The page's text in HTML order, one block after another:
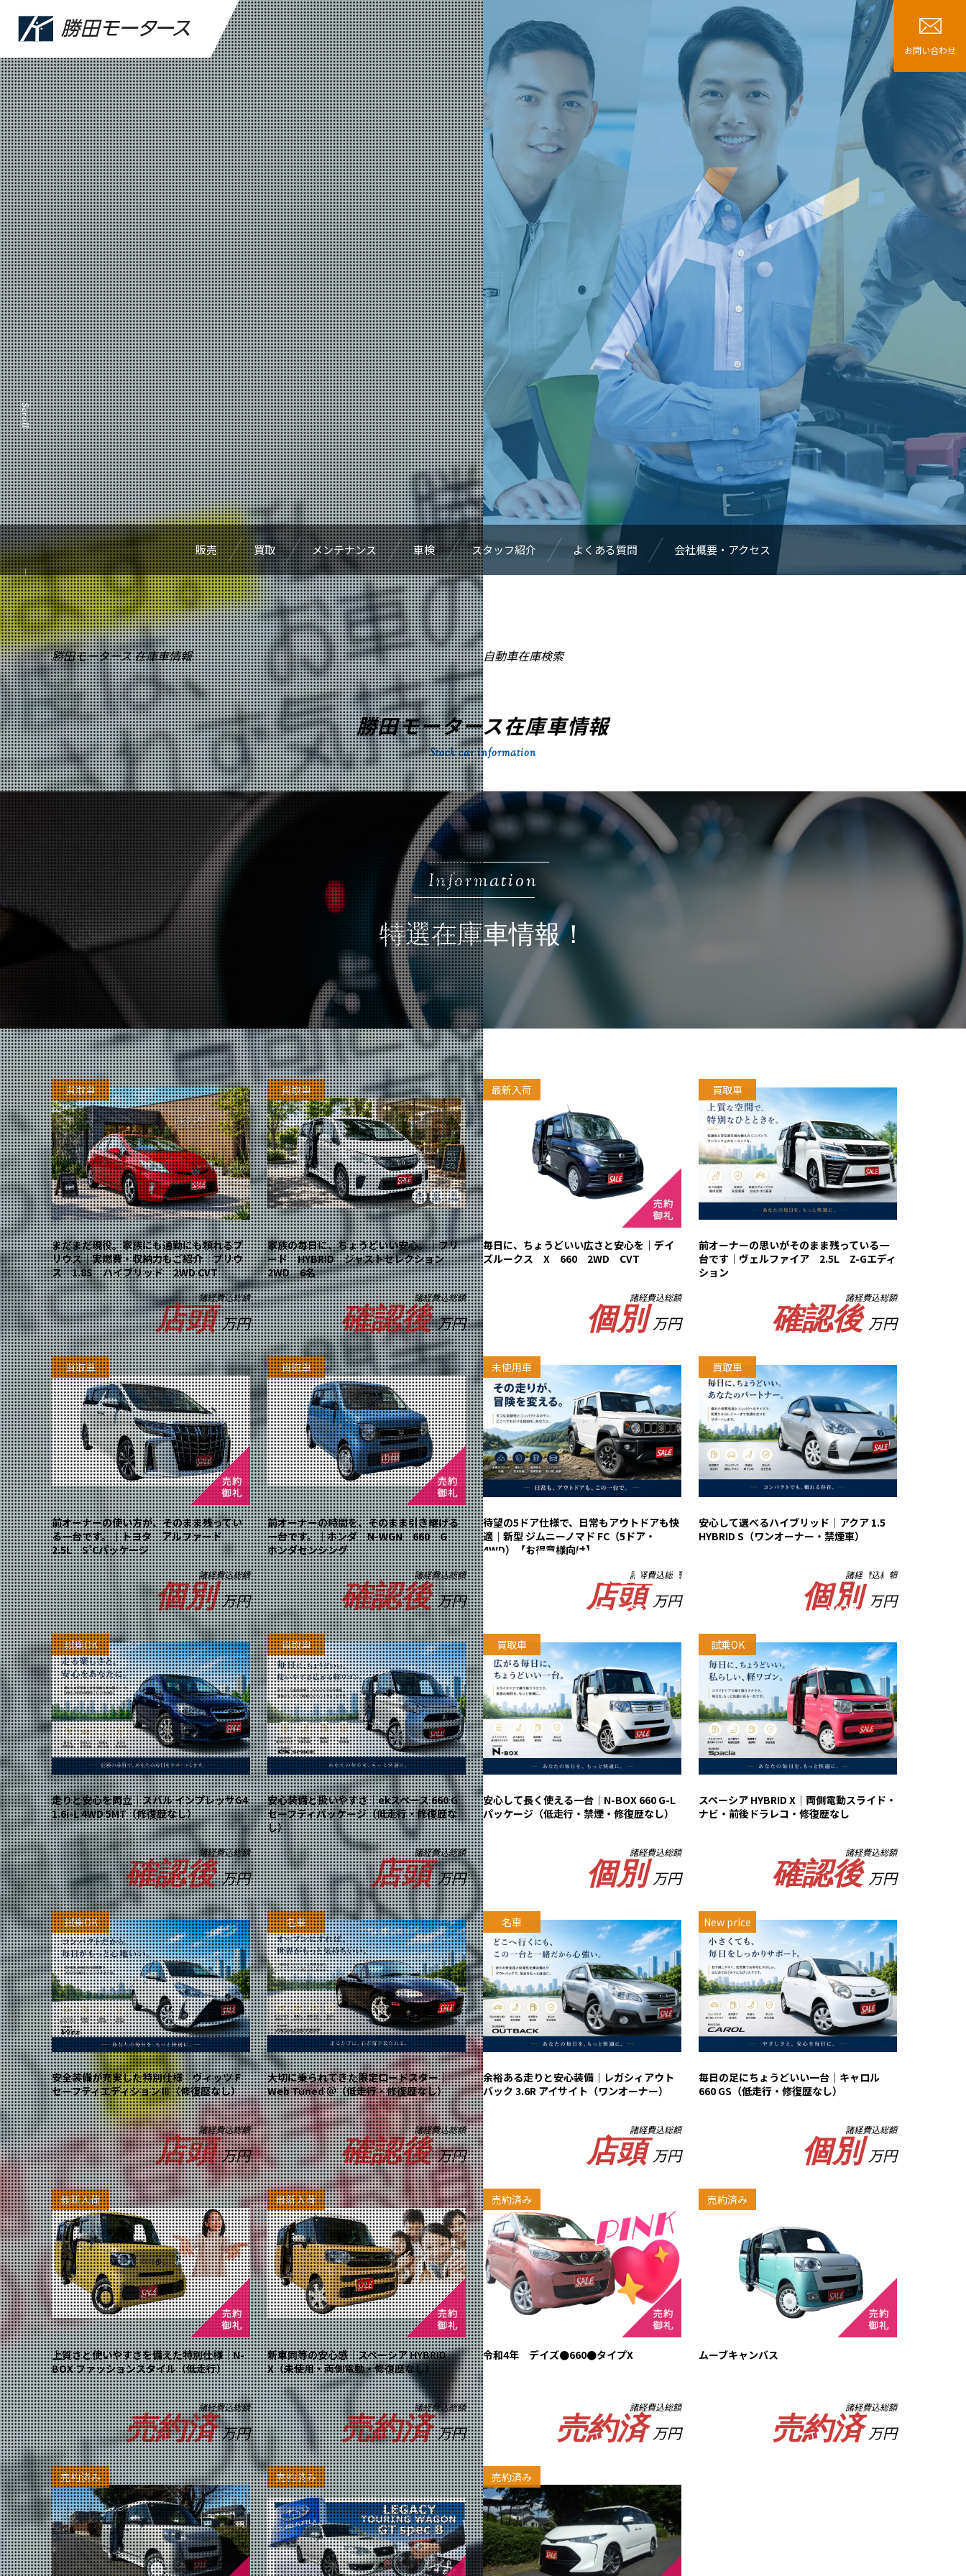
お問い合わせ
販売 買取 メンテナンス 車検 スタッフ紹介 よくある質問 会社概要・アクセス
勝田モータース在庫車情報 自動車在庫検索
勝田モータース在庫車情報
Stock car information
Information
特選在庫車情報！
買取車
まだまだ現役。家族にも通勤にも頼れるプ
リウス｜実燃費・収納力もご紹介｜プリウ
ス 1.8S ハイブリッド 2WD CVT
諸経費込総額
店頭万円
買取車
家族の毎日に、ちょうどいい安心。｜フリ
ード HYBRID ジャストセレクション
2WD 6名
諸経費込総額
確認後万円
最新入荷
毎日に、ちょうどいい広さと安心を｜デイ
ズルークス X 660 2WD CVT
諸経費込総額
個別万円
買取車
前オーナーの思いがそのまま残っている一
台です｜ヴェルファイア 2.5L Z-Gエディ
ション
諸経費込総額
確認後 万円
買取車
前オーナーの使い方が、そのまま残ってい
る一台です。｜トヨタ アルファード
2.5L S’Cパッケージ
諸経費込総額
個別万円
買取車
前オーナーの時間を、そのまま引き継げる
一台です。｜ホンダ N-WGN 660 G
ホンダセンシング
諸経費込総額
確認後万円
未使用車
待望の5ドア仕様で、日常もアウトドアも快
適｜新型 ジムニーノマド FC（5ドア・
4WD）【お得意様向け】
諸経費込総額
店頭万円
買取車
安心して選べるハイブリッド｜アクア 1.5
HYBRID S（ワンオーナー・禁煙車）
諸経費込総額
個別万円
試乗OK
走りと安心を両立｜スバル インプレッサG4
1.6i-L 4WD 5MT（修復歴なし）
諸経費込総額
確認後万円
買取車
安心装備と扱いやすさ｜ekスペース 660 G
セーフティパッケージ（低走行・修復歴な
し）
諸経費込総額
店頭万円
買取車
安心して長く使える一台｜N-BOX 660 G-L
パッケージ（低走行・禁煙・修復歴なし）
諸経費込総額
個別万円
試乗OK
スペーシア HYBRID X｜両側電動スライド・
ナビ・前後ドラレコ・修復歴なし
諸経費込総額
確認後 万円
試乗OK
安全装備が充実した特別仕様｜ヴィッツ F
セーフティエディションⅢ（修復歴なし）
諸経費込総額
店頭万円
名車
大切に乗られてきた限定ロードスター｜
Web Tuned ＠（低走行・修復歴なし）
諸経費込総額
確認後万円
名車
余裕ある走りと安心装備｜レガシィアウト
バック 3.6R アイサイト（ワンオーナー）
諸経費込総額
店頭万円
New price
毎日の足にちょうどいい一台｜キャロル
660 GS（低走行・修復歴なし）
諸経費込総額
個別万円
最新入荷
上質さと使いやすさを備えた特別仕様｜N-
BOX ファッションスタイル（低走行）
諸経費込総額
売約済万円
最新入荷
新車同等の安心感｜スペーシア HYBRID
X（未使用・両側電動・修復歴なし）
諸経費込総額
売約済万円
売約済み
令和4年 デイズ●660●タイプX
諸経費込総額
売約済万円
売約済み
ムーブキャンバス
諸経費込総額
売約済万円
売約済み 売約済み 売約済み